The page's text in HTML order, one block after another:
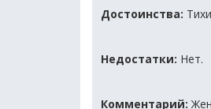
Достоинства:
Недостатки: Нет.
Комментарий: